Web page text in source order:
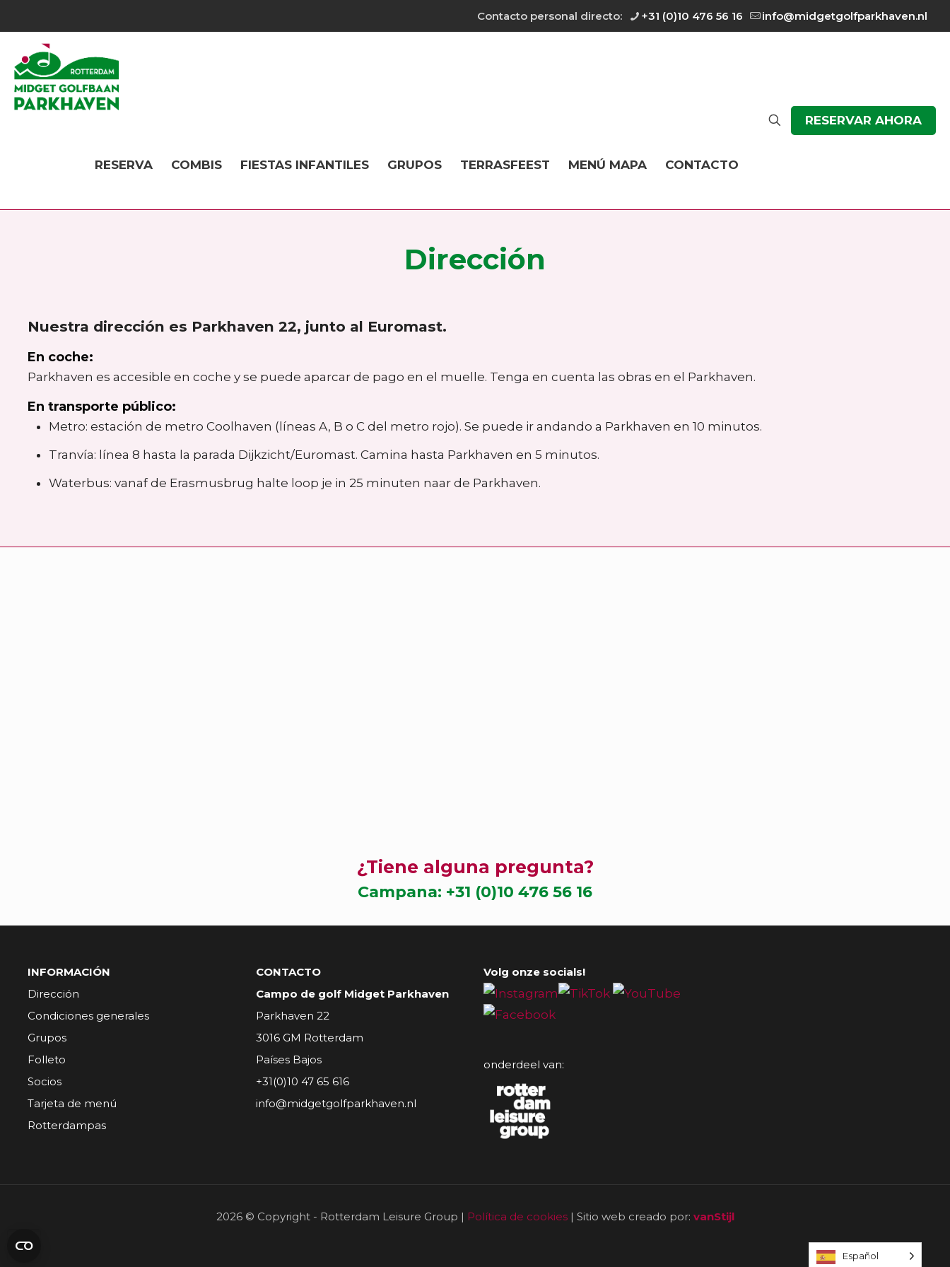
Contacto personal directo: +31 (0)10 476 56 16 info@midgetgolfparkhaven.nl
RESERVA COMBIS FIESTAS INFANTILES GRUPOS TERRASFEEST MENÚ MAPA CONTACTO
RESERVAR AHORA
Dirección
Nuestra dirección es Parkhaven 22, junto al Euromast.
En coche:
Parkhaven es accesible en coche y se puede aparcar de pago en el muelle. Tenga en cuenta las obras en el Parkhaven.
En transporte público:
Metro: estación de metro Coolhaven (líneas A, B o C del metro rojo). Se puede ir andando a Parkhaven en 10 minutos.
Tranvía: línea 8 hasta la parada Dijkzicht/Euromast. Camina hasta Parkhaven en 5 minutos.
Waterbus: vanaf de Erasmusbrug halte loop je in 25 minuten naar de Parkhaven.
¿Tiene alguna pregunta?
Campana: +31 (0)10 476 56 16
INFORMACIÓN
Dirección
Condiciones generales
Grupos
Folleto
Socios
Tarjeta de menú
Rotterdampas
CONTACTO
Campo de golf Midget Parkhaven
Parkhaven 22
3016 GM Rotterdam
Países Bajos
+31(0)10 47 65 616
info@midgetgolfparkhaven.nl
Volg onze socials!
onderdeel van:
2026 © Copyright - Rotterdam Leisure Group | Política de cookies| Sitio web creado por: vanStijl
Español